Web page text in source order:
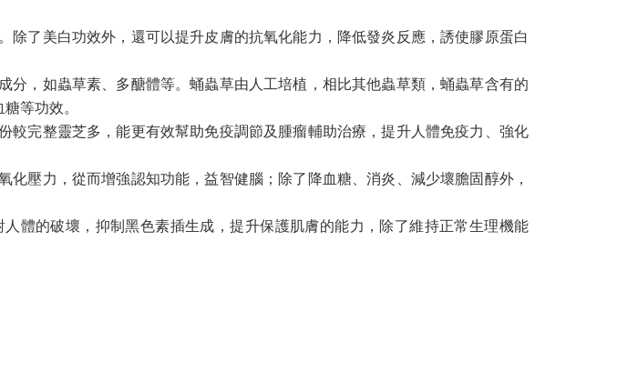
了美白功效外，還可以提升皮膚的抗氧化能力，降低發炎反應，誘使膠原蛋白
，如蟲草素、多醣體等。蛹蟲草由人工培植，相比其他蟲草類，蛹蟲草含有的
等功效。
完整靈芝多，能更有效幫助免疫調節及腫瘤輔助治療，提升人體免疫力、強化
壓力，從而增強認知功能，益智健腦；除了降血糖、消炎、減少壞膽固醇外，
體的破壞，抑制黑色素插生成，提升保護肌膚的能力，除了維持正常生理機能